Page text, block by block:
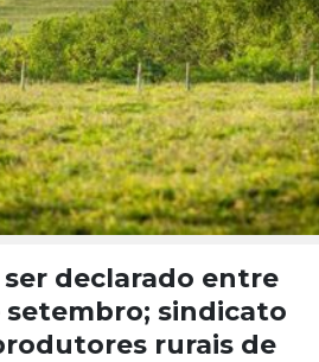
ser declarado entre
setembro; sindicato
rurais de